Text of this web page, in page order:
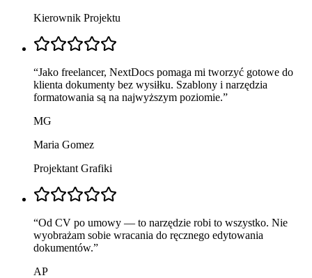
Kierownik Projektu
“Jako freelancer, NextDocs pomaga mi tworzyć gotowe do
klienta dokumenty bez wysiłku. Szablony i narzędzia
formatowania są na najwyższym poziomie.”
MG
Maria Gomez
Projektant Grafiki
“Od CV po umowy — to narzędzie robi to wszystko. Nie
wyobrażam sobie wracania do ręcznego edytowania
dokumentów.”
AP